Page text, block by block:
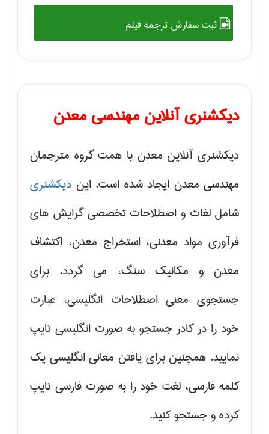
ثبت سفارش ترجمه فیلم
دیکشنری آنلاین مهندسی معدن
دیکشنری آنلاین معدن با همت گروه مترجمان
مهندسی معدن ایجاد شده است. این دیکشنری
شامل لغات و اصطلاحات تخصصی گرایش های
فرآوری مواد معدنی، استخراج معدن، اکتشاف
معدن و مکانیک سنگ، می گردد. برای
جستجوی معنی اصطلاحات انگلیسی، عبارت
خود را در کادر جستجو به صورت انگلیسی تایپ
نمایید. همچنین برای یافتن معانی انگلیسی یک
کلمه فارسی، لغت خود را به صورت فارسی تایپ
کرده و جستجو کنید.